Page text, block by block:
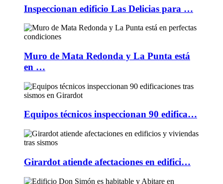
Inspeccionan edificio Las Delicias para …
Muro de Mata Redonda y La Punta está
en …
Equipos técnicos inspeccionan 90 edifica…
Girardot atiende afectaciones en edifici…